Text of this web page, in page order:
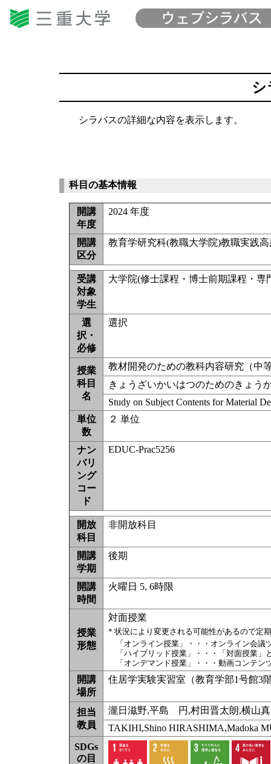
シ
シラバスの詳細な内容を表示します。
科目の基本情報
開講
年度
2024 年度
開講
区分
教育学研究科(教職大学院)教職実践
受講
対象
学生
大学院(修士課程・博士前期課程・専
選
択・
必修
選択
授業
科目
名
教材開発のための教科内容研究（中
きょうざいかいはつのためのきょう
Study on Subject Contents for Material
単位
数
２ 単位
ナン
バリ
ング
コー
ド
EDUC-Prac5256
開放
科目
非開放科目
開講
学期
後期
開講
時間
火曜日 5, 6時限
授業
形態
対面授業
* 状況により変更される可能性があるので定
「オンライン授業」・・・オンライン会
「ハイブリッド授業」・・・「対面授業
「オンデマンド授業」・・・動画コンテ
開講
場所
住居学実験実習室（教育学部1号館3
担当
教員
瀧日滋野,平島 円,村田晋太朗,横山
TAKIHI,Shino HIRASHIMA,Madoka
SDGs
の目